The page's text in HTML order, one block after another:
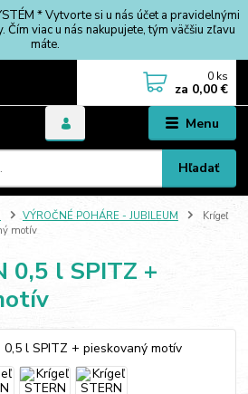
* Vytvorte si u nás účet a pravidelnými
Čím viac u nás nakupujete, tým väčšiu zľavu
máte.
Menu
Hľadať
0 ks
za 0,00 €
VÝROČNÉ POHÁRE - JUBILEUM
Krígeľ
motív
0,5 l SPITZ +